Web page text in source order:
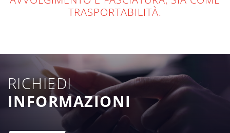
TRASPORTABILITÀ.
RICHIEDI
INFORMAZIONI